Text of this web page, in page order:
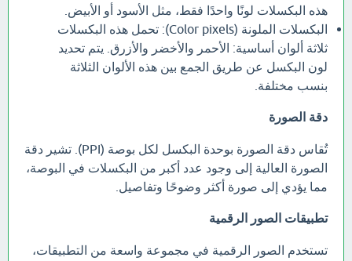
هذه البكسلات لونًا واحدًا فقط، مثل الأسود أو الأبيض.
البكسلات الملونة (Color pixels): تحمل هذه البكسلات
ثلاثة ألوان أساسية: الأحمر والأخضر والأزرق. يتم تحديد
لون البكسل عن طريق الجمع بين هذه الألوان الثلاثة
بنسب مختلفة.
دقة الصورة
تُقاس دقة الصورة بوحدة البكسل لكل بوصة (PPI). تشير دقة
الصورة العالية إلى وجود عدد أكبر من البكسلات في البوصة،
مما يؤدي إلى صورة أكثر وضوحًا وتفاصيل.
تطبيقات الصور الرقمية
تستخدم الصور الرقمية في مجموعة واسعة من التطبيقات،